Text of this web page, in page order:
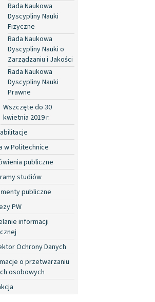
Rada Naukowa
Dyscypliny Nauki
Fizyczne
Rada Naukowa
Dyscypliny Nauki o
Zarządzaniu i Jakości
Rada Naukowa
Dyscypliny Nauki
Prawne
Wszczęte do 30
kwietnia 2019 r.
w Politechnice
publiczne
studiów
publiczne
PW
informacji
Ochrony Danych
o przetwarzaniu
osobowych